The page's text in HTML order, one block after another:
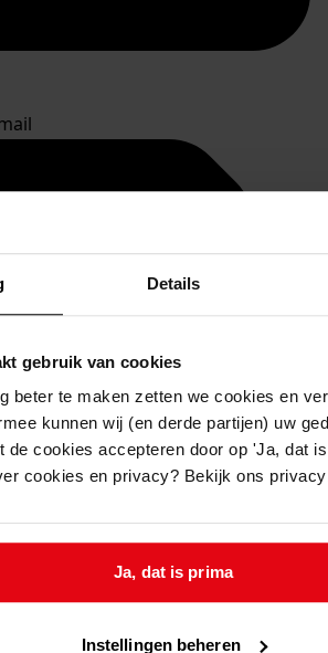
Details
gebruik van cookies
beter te maken zetten we cookies en
kunnen wij (en derde partijen) uw
de cookies accepteren door op 'Ja, dat
cookies en privacy? Bekijk ons
Ja, dat is prima
Instellingen beheren